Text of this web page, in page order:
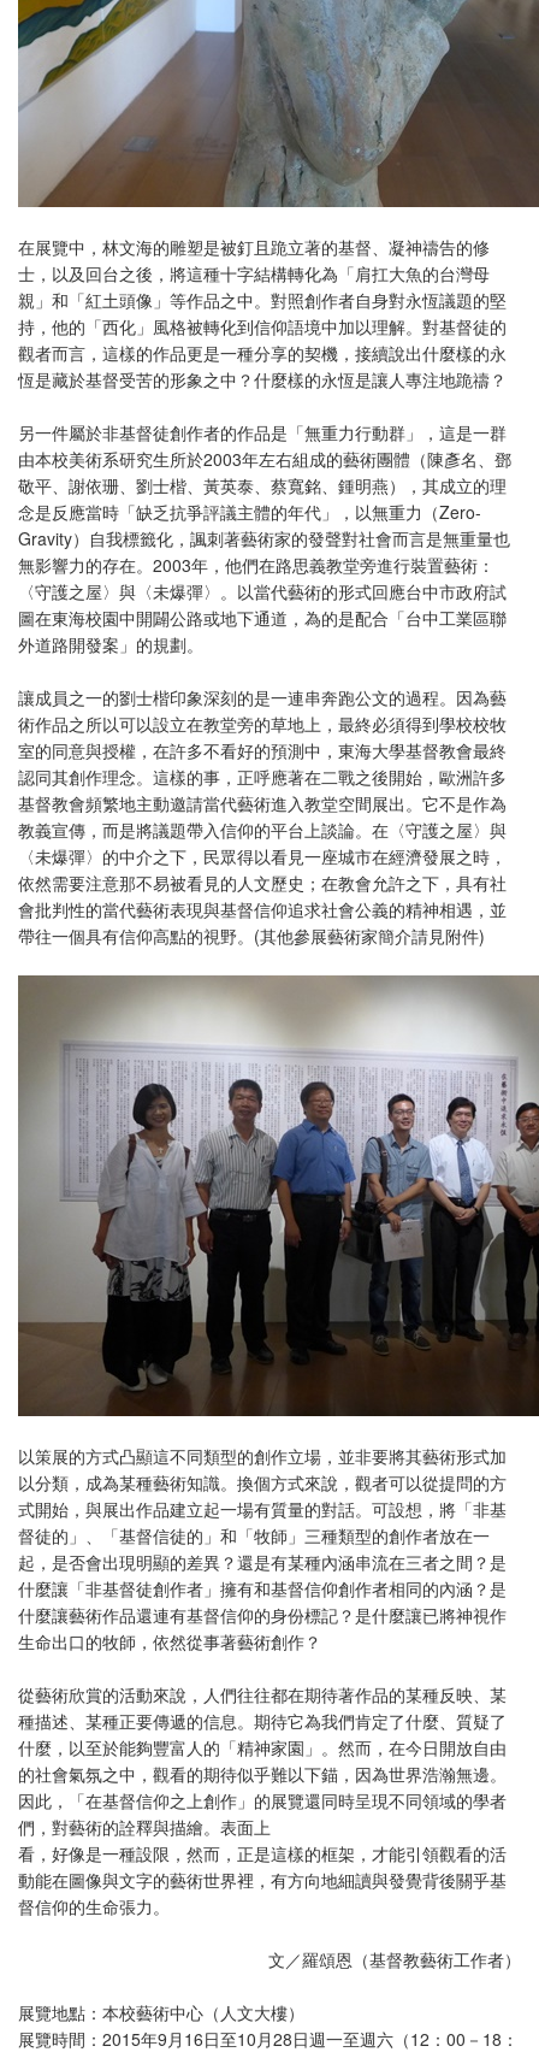
在展覽中，林文海的雕塑是被釘且跪立著的基督、凝神禱告的修
士，以及回台之後，將這種十字結構轉化為「肩扛大魚的台灣母
親」和「紅土頭像」等作品之中。對照創作者自身對永恆議題的堅
持，他的「西化」風格被轉化到信仰語境中加以理解。對基督徒的
觀者而言，這樣的作品更是一種分享的契機，接續說出什麼樣的永
恆是藏於基督受苦的形象之中？什麼樣的永恆是讓人專注地跪禱？
另一件屬於非基督徒創作者的作品是「無重力行動群」，這是一群
由本校美術系研究生所於2003年左右組成的藝術團體（陳彥名、鄧
敬平、謝依珊、劉士楷、黃英泰、蔡寬銘、鍾明燕），其成立的理
念是反應當時「缺乏抗爭評議主體的年代」，以無重力（Zero-
Gravity）自我標籤化，諷刺著藝術家的發聲對社會而言是無重量也
無影響力的存在。2003年，他們在路思義教堂旁進行裝置藝術：
〈守護之屋〉與〈未爆彈〉。以當代藝術的形式回應台中市政府試
圖在東海校園中開闢公路或地下通道，為的是配合「台中工業區聯
外道路開發案」的規劃。
讓成員之一的劉士楷印象深刻的是一連串奔跑公文的過程。因為藝
術作品之所以可以設立在教堂旁的草地上，最終必須得到學校校牧
室的同意與授權，在許多不看好的預測中，東海大學基督教會最終
認同其創作理念。這樣的事，正呼應著在二戰之後開始，歐洲許多
基督教會頻繁地主動邀請當代藝術進入教堂空間展出。它不是作為
教義宣傳，而是將議題帶入信仰的平台上談論。在〈守護之屋〉與
〈未爆彈〉的中介之下，民眾得以看見一座城市在經濟發展之時，
依然需要注意那不易被看見的人文歷史；在教會允許之下，具有社
會批判性的當代藝術表現與基督信仰追求社會公義的精神相遇，並
帶往一個具有信仰高點的視野。(其他參展藝術家簡介請見附件)
以策展的方式凸顯這不同類型的創作立場，並非要將其藝術形式加
以分類，成為某種藝術知識。換個方式來說，觀者可以從提問的方
式開始，與展出作品建立起一場有質量的對話。可設想，將「非基
督徒的」、「基督信徒的」和「牧師」三種類型的創作者放在一
起，是否會出現明顯的差異？還是有某種內涵串流在三者之間？是
什麼讓「非基督徒創作者」擁有和基督信仰創作者相同的內涵？是
什麼讓藝術作品還連有基督信仰的身份標記？是什麼讓已將神視作
生命出口的牧師，依然從事著藝術創作？
從藝術欣賞的活動來說，人們往往都在期待著作品的某種反映、某
種描述、某種正要傳遞的信息。期待它為我們肯定了什麼、質疑了
什麼，以至於能夠豐富人的「精神家園」。然而，在今日開放自由
的社會氣氛之中，觀看的期待似乎難以下錨，因為世界浩瀚無邊。
因此，「在基督信仰之上創作」的展覽還同時呈現不同領域的學者
們，對藝術的詮釋與描繪。表面上
看，好像是一種設限，然而，正是這樣的框架，才能引領觀看的活
動能在圖像與文字的藝術世界裡，有方向地細讀與發覺背後關乎基
督信仰的生命張力。
文／羅頌恩（基督教藝術工作者）
展覽地點：本校藝術中心（人文大樓）
展覽時間：2015年9月16日至10月28日週一至週六（12：00－18：